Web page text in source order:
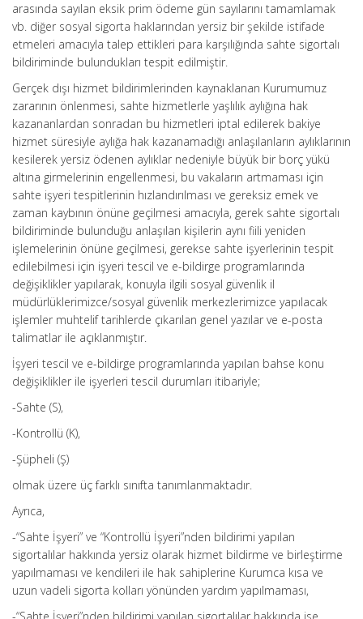
arasında sayılan eksik prim ödeme gün sayılarını tamamlamak
vb. diğer sosyal sigorta haklarından yersiz bir şekilde istifade
etmeleri amacıyla talep ettikleri para karşılığında sahte sigortalı
bildiriminde bulundukları tespit edilmiştir.
Gerçek dışı hizmet bildirimlerinden kaynaklanan Kurumumuz
zararının önlenmesi, sahte hizmetlerle yaşlılık aylığına hak
kazananlardan sonradan bu hizmetleri iptal edilerek bakiye
hizmet süresiyle aylığa hak kazanamadığı anlaşılanların aylıklarının
kesilerek yersiz ödenen aylıklar nedeniyle büyük bir borç yükü
altına girmelerinin engellenmesi, bu vakaların artmaması için
sahte işyeri tespitlerinin hızlandırılması ve gereksiz emek ve
zaman kaybının önüne geçilmesi amacıyla, gerek sahte sigortalı
bildiriminde bulunduğu anlaşılan kişilerin aynı fiili yeniden
işlemelerinin önüne geçilmesi, gerekse sahte işyerlerinin tespit
edilebilmesi için işyeri tescil ve e-bildirge programlarında
değişiklikler yapılarak, konuyla ilgili sosyal güvenlik il
müdürlüklerimizce/sosyal güvenlik merkezlerimizce yapılacak
işlemler muhtelif tarihlerde çıkarılan genel yazılar ve e-posta
talimatlar ile açıklanmıştır.
İşyeri tescil ve e-bildirge programlarında yapılan bahse konu
değişiklikler ile işyerleri tescil durumları itibariyle;
-Sahte (S),
-Kontrollü (K),
-Şüpheli (Ş)
olmak üzere üç farklı sınıfta tanımlanmaktadır.
Ayrıca,
-“Sahte İşyeri” ve “Kontrollü İşyeri”nden bildirimi yapılan
sigortalılar hakkında yersiz olarak hizmet bildirme ve birleştirme
yapılmaması ve kendileri ile hak sahiplerine Kurumca kısa ve
uzun vadeli sigorta kolları yönünden yardım yapılmaması,